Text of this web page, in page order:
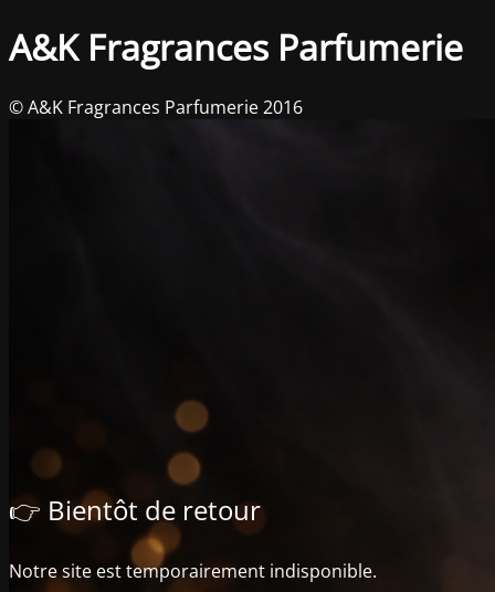
A&K Fragrances Parfumerie
👉 Bientôt de retour
Notre site est temporairement indisponible.
© A&K Fragrances Parfumerie 2016